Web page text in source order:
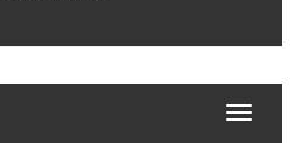
Toggle